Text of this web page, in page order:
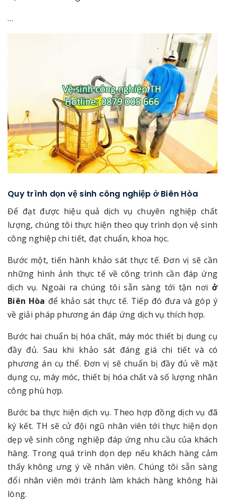
…
Quy trình dọn vệ sinh công nghiệp ở Biên Hòa
Để đạt được hiệu quả dịch vụ chuyên nghiệp chất
lượng, chúng tôi thực hiện theo quy trình dọn vệ sinh
công nghiệp chi tiết, đạt chuẩn, khoa học.
Bước một, tiến hành khảo sát thực tế. Đơn vị sẽ cần
những hình ảnh thực tế về công trình cần đáp ứng
dịch vụ. Ngoài ra chúng tôi sẵn sàng tới tận nơi ở
Biên Hòa để khảo sát thực tế. Tiếp đó đưa và góp ý
về giải pháp phương án đáp ứng dịch vụ thích hợp.
Bước hai chuẩn bị hóa chất, máy móc thiết bị dung cụ
đầy đủ. Sau khi khảo sát đáng giá chi tiết và có
phương án cụ thể. Đơn vị sẽ chuẩn bị đầy đủ về mặt
dụng cụ, máy móc, thiết bị hóa chất và số lượng nhân
công phù hợp.
Bước ba thực hiện dịch vụ. Theo hợp đồng dịch vụ đã
ký kết. TH sẽ cử đội ngũ nhân viên tới thực hiện dọn
dẹp vệ sinh công nghiệp đáp ứng nhu cầu của khách
hàng. Trong quá trình dọn dẹp nếu khách hàng cảm
thấy không ưng ý về nhân viên. Chúng tôi sẵn sàng
đổi nhân viên mới tránh làm khách hàng không hài
lòng.